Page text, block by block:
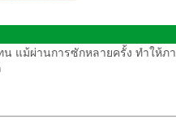
แม้ผ่านการซักหลายครั้ง ทำให้ภา